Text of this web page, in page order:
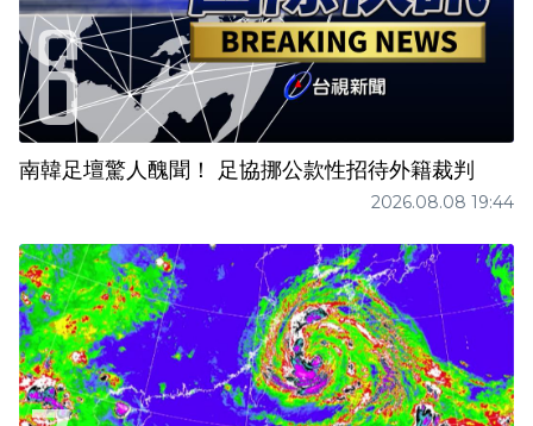
南韓足壇驚人醜聞！ 足協挪公款性招待外籍裁判
2026.08.08 19:44